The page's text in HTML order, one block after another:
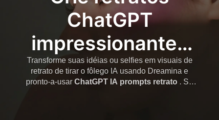
ChatGPT
impressionantes
IA com as
solicitações
Transforme suas idéias ou selfies em visuais de
retrato de tirar o fôlego IA usando Dreamina e
pronto-a-usar ChatGPT IA prompts retrato . Se